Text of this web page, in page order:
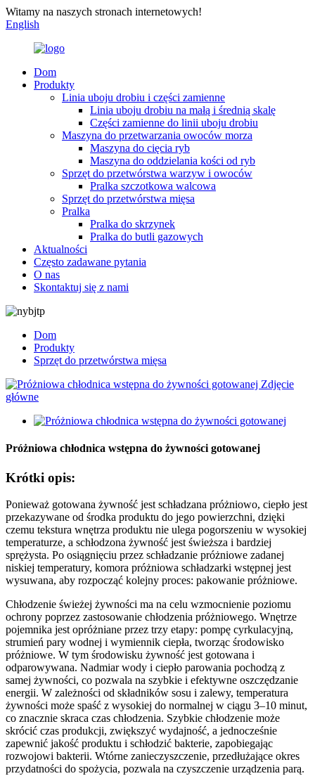
Witamy na naszych stronach internetowych!
English
Dom
Produkty
Linia uboju drobiu i części zamienne
Linia uboju drobiu na małą i średnią skalę
Części zamienne do linii uboju drobiu
Maszyna do przetwarzania owoców morza
Maszyna do cięcia ryb
Maszyna do oddzielania kości od ryb
Sprzęt do przetwórstwa warzyw i owoców
Pralka szczotkowa walcowa
Sprzęt do przetwórstwa mięsa
Pralka
Pralka do skrzynek
Pralka do butli gazowych
Aktualności
Często zadawane pytania
O nas
Skontaktuj się z nami
Dom
Produkty
Sprzęt do przetwórstwa mięsa
Próżniowa chłodnica wstępna do żywności gotowanej
Krótki opis:
Ponieważ gotowana żywność jest schładzana próżniowo, ciepło jest
przekazywane od środka produktu do jego powierzchni, dzięki
czemu tekstura wnętrza produktu nie ulega pogorszeniu w wysokiej
temperaturze, a schłodzona żywność jest świeższa i bardziej
sprężysta. Po osiągnięciu przez schładzanie próżniowe zadanej
niskiej temperatury, komora próżniowa schładzarki wstępnej jest
wysuwana, aby rozpocząć kolejny proces: pakowanie próżniowe.
Chłodzenie świeżej żywności ma na celu wzmocnienie poziomu
ochrony poprzez zastosowanie chłodzenia próżniowego. Wnętrze
pojemnika jest opróżniane przez trzy etapy: pompę cyrkulacyjną,
strumień pary wodnej i wymiennik ciepła, tworząc środowisko
próżniowe. W tym środowisku żywność jest gotowana i
odparowywana. Nadmiar wody i ciepło parowania pochodzą z
samej żywności, co pozwala na szybkie i efektywne oszczędzanie
energii. W zależności od składników sosu i zalewy, temperatura
żywności może spaść z wysokiej do normalnej w ciągu 3–10 minut,
co znacznie skraca czas chłodzenia. Szybkie chłodzenie może
skrócić czas produkcji, zwiększyć wydajność, a jednocześnie
zapewnić jakość produktu i schłodzić bakterie, zapobiegając
rozwojowi bakterii. Wtórne zanieczyszczenie, przedłużające okres
przydatności do spożycia, pozwala na czyszczenie urządzenia parą.